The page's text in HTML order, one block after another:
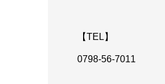
【TEL】
0798-56-7011